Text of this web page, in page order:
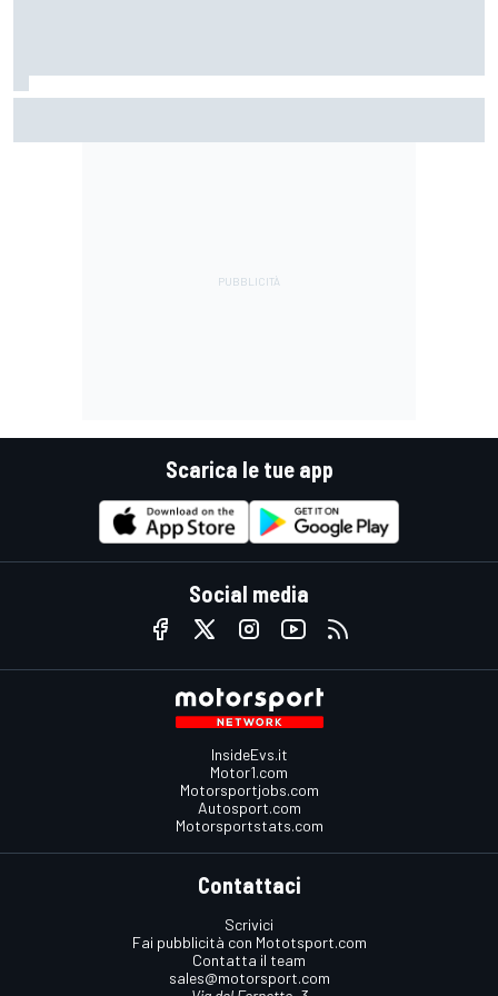
Scarica le tue app
Social media
InsideEvs.it
Motor1.com
Motorsportjobs.com
Autosport.com
Motorsportstats.com
Contattaci
Scrivici
Fai pubblicità con Mototsport.com
Contatta il team
sales@motorsport.com